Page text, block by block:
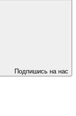
Подпишись на нас